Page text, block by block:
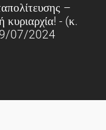
–
κυριαρχία! - (κ.
07/2024